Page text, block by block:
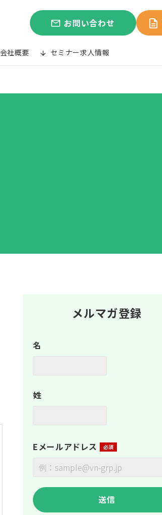
お問い合わせ
会社概要 セミナー求人情報
メルマガ登録
名
姓
Eメールアドレス